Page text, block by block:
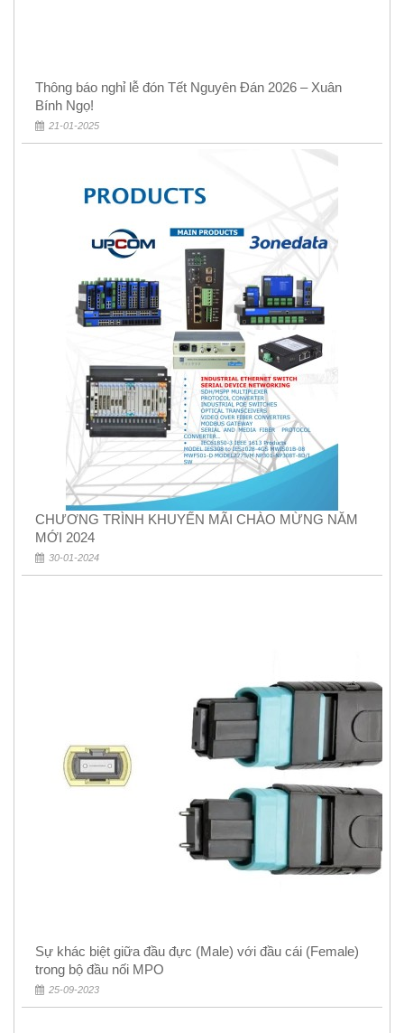
Thông báo nghỉ lễ đón Tết Nguyên Đán 2026 – Xuân
Bính Ngọ!
21-01-2025
CHƯƠNG TRÌNH KHUYẾN MÃI CHÀO MỪNG NĂM
MỚI 2024
30-01-2024
Sự khác biệt giữa đầu đực (Male) với đầu cái (Female)
trong bộ đầu nối MPO
25-09-2023